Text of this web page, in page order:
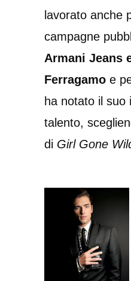
lavorato anche
campagne
Armani Jeans
Ferragamo e
ha notato il suo
talento,
di Girl Gone